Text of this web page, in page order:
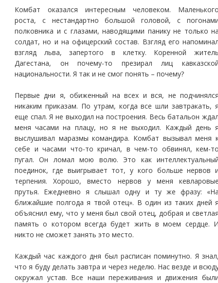
Комбат оказался интересным человеком.
роста, с нестандартно большой головой, с
полковника и с глазами, наводящими панику не только
солдат, но и на офицерский состав. Взгляд его
взгляд льва, запертого в клетку. Коренной
Дагестана, он почему-то презирал лиц
национальности. Я так и не смог понять – почему?
Первые дни я, обиженный на всех и вся, не
никаким приказам. По утрам, когда все шли завтракать,
еще спал. Я не выходил на построения. Весь батальон
меня часами на плацу, но я не выходил. Каждый день
выслушивал маразмы командира. Комбат вызывал меня
себе и часами что-то кричал, в чем-то обвинял, кем-
пугал. Он ломал мою волю. Это как
поединок, где выигрывает тот, у кого больше нервов
терпения. Хорошо, вместо нервов у меня
прутья. Ежедневно я слышал одну и ту же фразу:
ближайшие полгода я твой отец». В один из таких дней
объяснил ему, что у меня был свой отец, добрая и
память о котором всегда будет жить в моем сердце.
никто не сможет занять это место.
Каждый час каждого дня был расписан поминутно. Я
что я буду делать завтра и через неделю. Нас везде и
окружал устав. Все наши переживания и движения